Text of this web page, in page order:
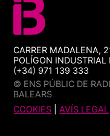
CARRER MADALENA,
POLÍGON INDUSTRIAL
(+34) 971 139 333
© ENS PÚBLIC DE
BALEARS
COOKIES |AVÍS LEGAL